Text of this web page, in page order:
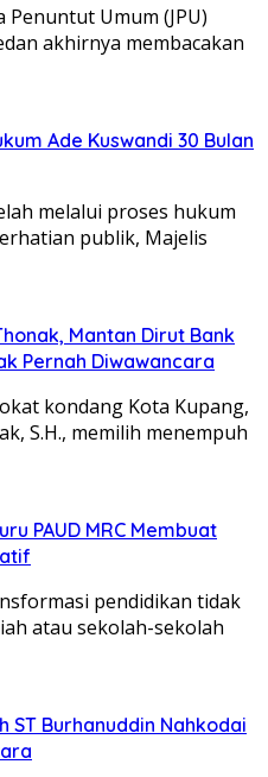
Penuntut Umum (JPU)
akhirnya membacakan
Ade Kuswandi 30 Bulan
melalui proses hukum
publik, Majelis
Mantan Dirut Bank
Pernah Diwawancara
kondang Kota Kupang,
S.H., memilih menempuh
PAUD MRC Membuat
pendidikan tidak
atau sekolah-sekolah
ST Burhanuddin Nahkodai